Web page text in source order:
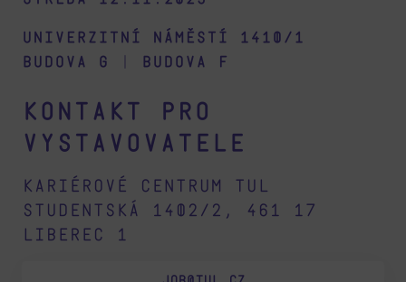
Univerzitní náměstí 1410/1
budova G
budova F
Kontakt pro
vystavovatele
Kariérové centrum TUL
Studentská 1402/2, 461 17
Liberec 1